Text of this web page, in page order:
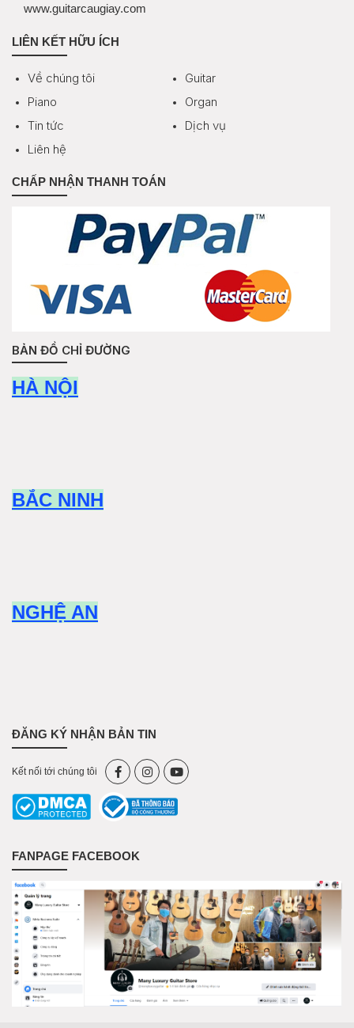
www.guitarcaugiay.com
LIÊN KẾT HỮU ÍCH
Về chúng tôi
Guitar
Piano
Organ
Tin tức
Dịch vụ
Liên hệ
CHẤP NHẬN THANH TOÁN
BẢN ĐỒ CHỈ ĐƯỜNG
HÀ NỘI
BẮC NINH
NGHỆ AN
ĐĂNG KÝ NHẬN BẢN TIN
Kết nối tới chúng tôi
FANPAGE FACEBOOK